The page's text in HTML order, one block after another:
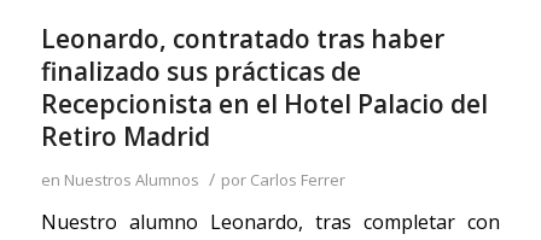
Leonardo, contratado tras haber
finalizado sus prácticas de
Recepcionista en el Hotel Palacio del
Retiro Madrid
en Nuestros Alumnos / por Carlos Ferrer
Nuestro alumno Leonardo, tras completar con